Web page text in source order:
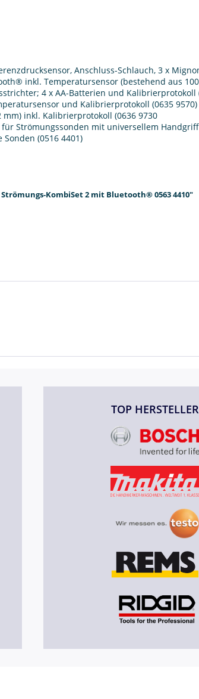
Anschluss-Schlauch, 3 x
inkl. Temperatursensor (bestehend aus
4 x AA-Batterien und Kalibrierprotokoll
und Kalibrierprotokoll (0635 9570)
inkl. Kalibrierprotokoll (0636 9730
Strömungssonden mit universellem
(0516 4401)
KombiSet 2 mit Bluetooth® 0563 4410"
TOP HERSTELLER